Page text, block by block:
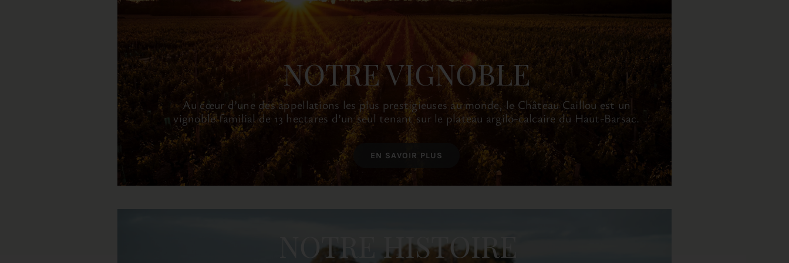
NOTRE VIGNOBLE
Au cœur d’une des appellations les plus prestigieuses au monde, le Château Caillou est un
vignoble familial de 13 hectares d’un seul tenant sur le plateau argilo-calcaire du Haut-Barsac.
EN SAVOIR PLUS
NOTRE HISTOIRE